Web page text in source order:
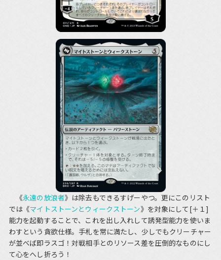
《永遠の放浪者》は除去もできるすげーやつ。更にこのリスト
では《マイトストーンとウィークストーン》を対象にして[＋１]
能力を起動することで、これを出し入れして誘発型能力を使いま
わすという貪欲仕様。手札を常に満たし、少しでもクリーチャー
が並べば即ラスゴ！対戦相手とのリソース差を圧倒的なものにし
て心をへし折ろう！